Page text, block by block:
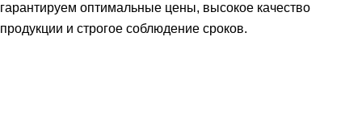
гарантируем оптимальные цены, высокое качество
продукции и строгое соблюдение сроков.